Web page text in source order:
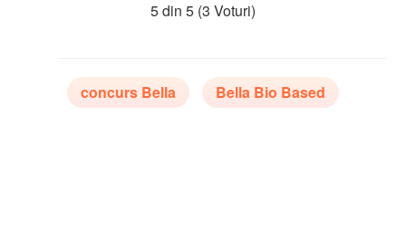
(3 Voturi)
concurs Bella Bella Bio Based